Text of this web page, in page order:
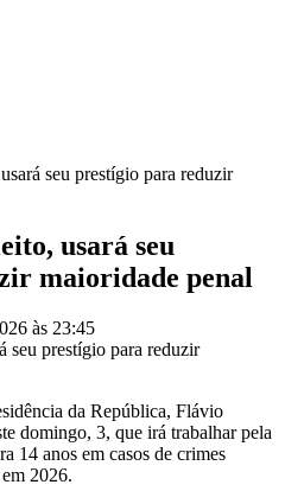
seu prestígio para reduzir
usará seu
maioridade penal
às 23:45
da República, Flávio
domingo, 3, que irá trabalhar pela
14 anos em casos de crimes
2026.